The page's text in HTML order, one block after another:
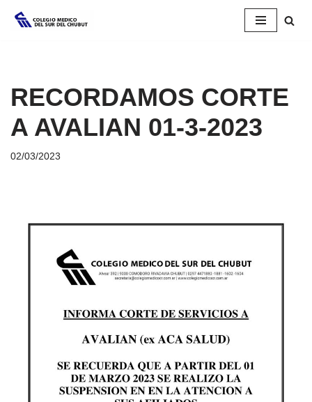
RECORDAMOS CORTE
A AVALIAN 01-3-2023
02/03/2023